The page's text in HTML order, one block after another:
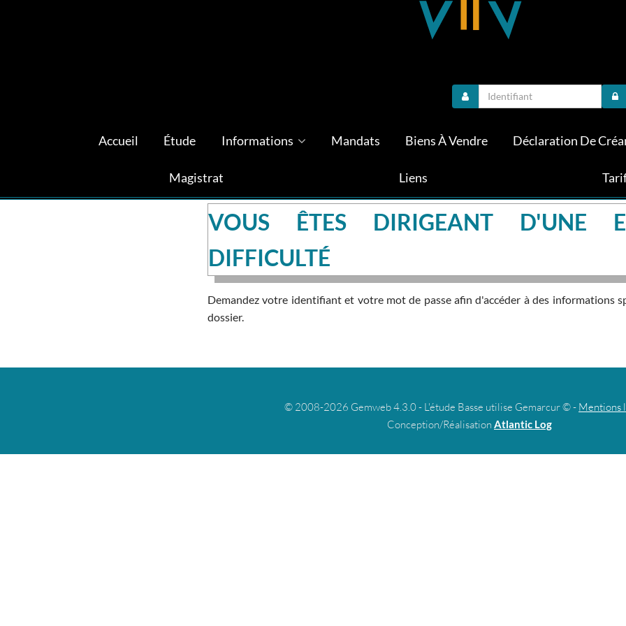
Accueil Étude Informations Mandats Biens À Vendre Déclaration De
Magistrat Liens
VOUS ÊTES DIRIGEANT D'UNE
DIFFICULTÉ
Demandez votre identifiant et votre mot de passe afin d'accéder à des informations
dossier.
© 2008-2026 Gemweb 4.3.0 - L'étude Basse utilise Gemarcur © - Mentions
Conception/Réalisation Atlantic Log